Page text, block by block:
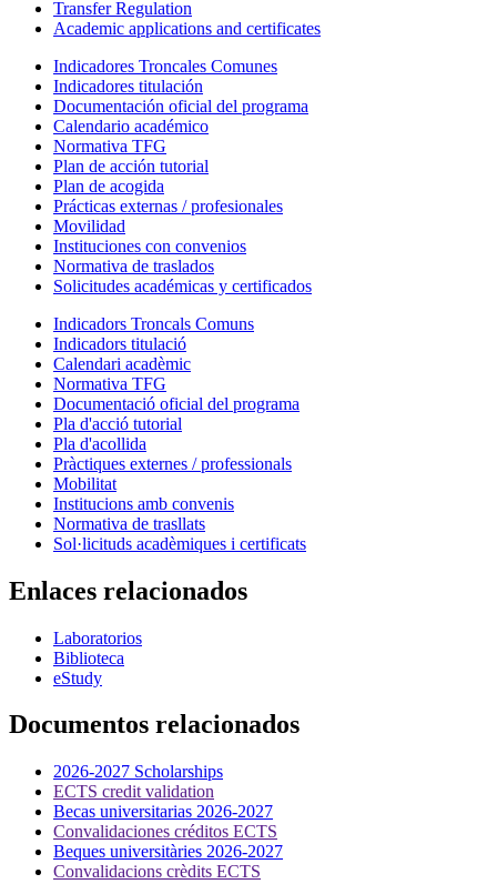
Transfer Regulation
Academic applications and certificates
Indicadores Troncales Comunes
Indicadores titulación
Documentación oficial del programa
Calendario académico
Normativa TFG
Plan de acción tutorial
Plan de acogida
Prácticas externas / profesionales
Movilidad
Instituciones con convenios
Normativa de traslados
Solicitudes académicas y certificados
Indicadors Troncals Comuns
Indicadors titulació
Calendari acadèmic
Normativa TFG
Documentació oficial del programa
Pla d'acció tutorial
Pla d'acollida
Pràctiques externes / professionals
Mobilitat
Institucions amb convenis
Normativa de trasllats
Sol·licituds acadèmiques i certificats
Enlaces relacionados
Laboratorios
Biblioteca
eStudy
Documentos relacionados
2026-2027 Scholarships
ECTS credit validation
Becas universitarias 2026-2027
Convalidaciones créditos ECTS
Beques universitàries 2026-2027
Convalidacions crèdits ECTS